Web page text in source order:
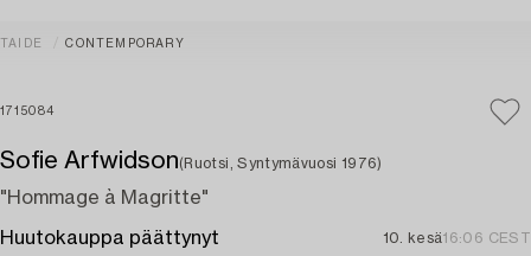
TAIDE CONTEMPORARY
1715084
Sofie Arfwidson(Ruotsi, Syntymävuosi 1976)
"Hommage à Magritte"
Huutokauppa päättynyt 10. kesä16:06 CEST